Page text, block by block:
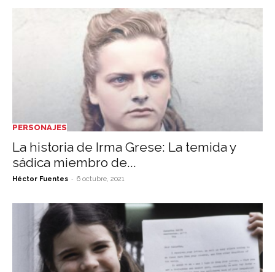
PERSONAJES
La historia de Irma Grese: La temida y
sádica miembro de...
Héctor Fuentes - 6 octubre, 2021